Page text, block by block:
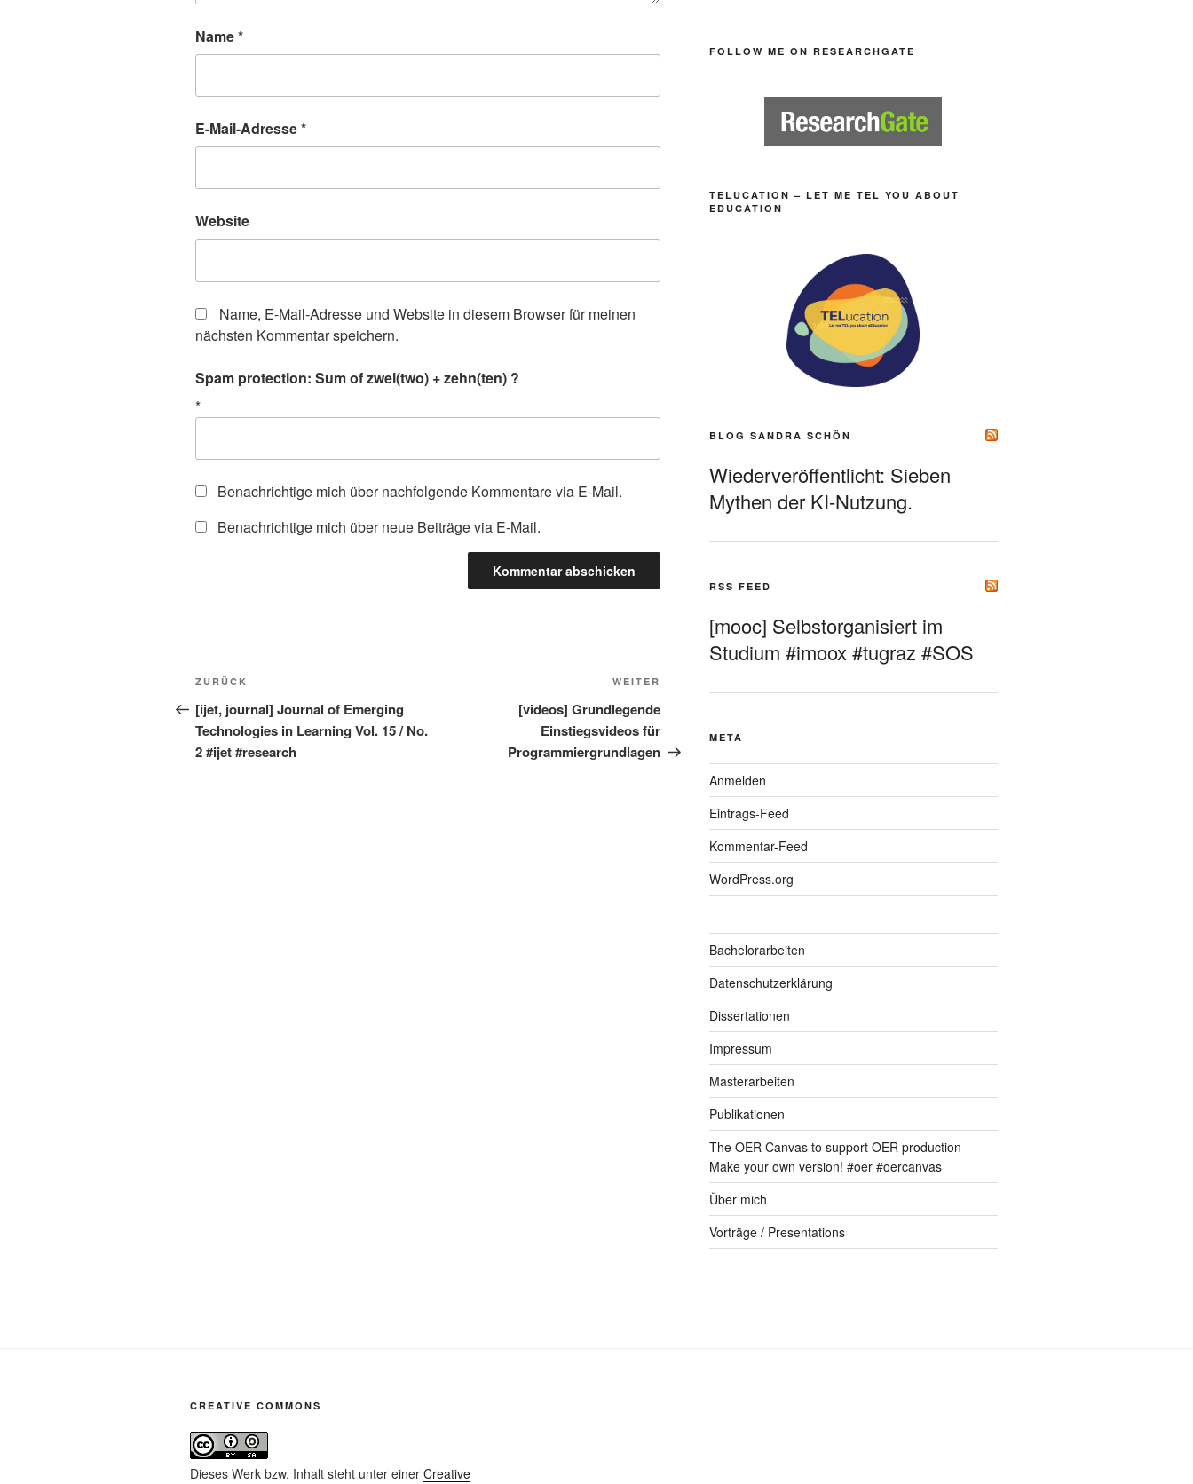
Name*
E-Mail-Adresse*
Website
Name, E-Mail-Adresse und Website in diesem Browser für meinen
nächsten Kommentar speichern.
Spam protection: Sum of zwei(two) + zehn(ten) ?
*
Benachrichtige mich über nachfolgende Kommentare via E-Mail.
Benachrichtige mich über neue Beiträge via E-Mail.
Beitragsnavigation
Vorheriger
Beitrag
ZURÜCK
[ijet, journal] Journal of Emerging
Technologies in Learning Vol. 15 / No.
2 #ijet #research
Beitrag
WEITER
[videos] Grundlegende
Einstiegsvideos für
Programmiergrundlagen
FOLLOW ME ON RESEARCHGATE
TELUCATION – LET ME TEL YOU ABOUT
EDUCATION
BLOG SANDRA SCHÖN
Wiederveröffentlicht: Sieben
Mythen der KI-Nutzung.
RSS FEED
[mooc] Selbstorganisiert im
Studium #imoox #tugraz #SOS
META
Anmelden
Eintrags-Feed
Kommentar-Feed
WordPress.org
Bachelorarbeiten
Datenschutzerklärung
Dissertationen
Impressum
Masterarbeiten
Publikationen
The OER Canvas to support OER production -
Make your own version! #oer #oercanvas
Über mich
Vorträge / Presentations
CREATIVE COMMONS
Dieses Werk bzw. Inhalt steht unter einer Creative